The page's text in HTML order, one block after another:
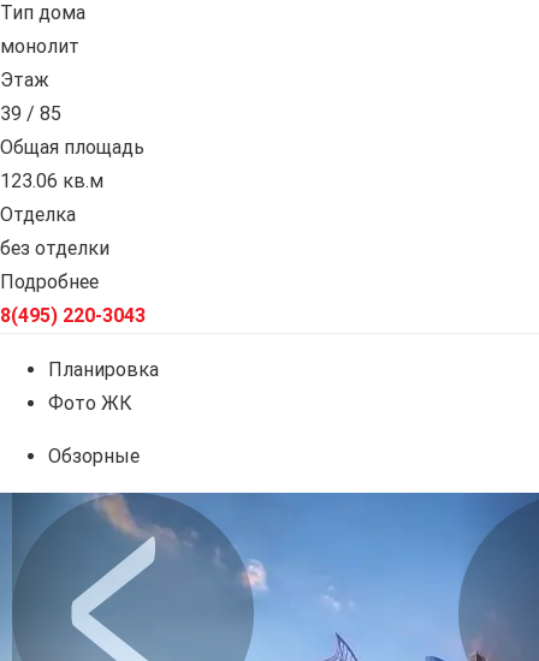
Тип дома
монолит
Этаж
39 / 85
Общая площадь
123.06 кв.м
Отделка
без отделки
Подробнее
8(495) 220-3043
Планировка
Фото ЖК
Обзорные